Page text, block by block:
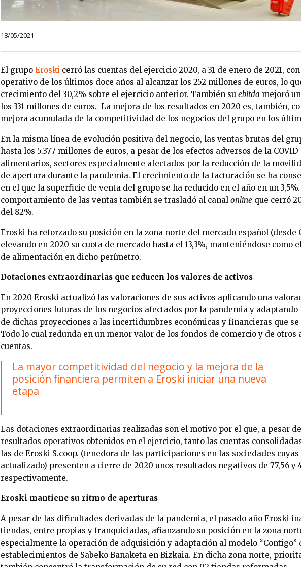
18/05/2021
El grupo Eroski cerró las cuentas del ejercicio 2020, a 31 de enero de 2021,
operativo de los últimos doce años al alcanzar los 252 millones de euros, lo
crecimiento del 30,2% sobre el ejercicio anterior. También su ebitda mejoró
los 331 millones de euros. La mejora de los resultados en 2020 es, también,
mejora acumulada de la competitividad de los negocios del grupo en los
En la misma línea de evolución positiva del negocio, las ventas brutas del
hasta los 5.377 millones de euros, a pesar de los efectos adversos de la
alimentarios, sectores especialmente afectados por la reducción de la
de apertura durante la pandemia. El crecimiento de la facturación se ha
en el que la superficie de venta del grupo se ha reducido en el año en un 3,5%.
comportamiento de las ventas también se trasladó al canal online que cerró
del 82%.
Eroski ha reforzado su posición en la zona norte del mercado español (desde
elevando en 2020 su cuota de mercado hasta el 13,3%, manteniéndose como
de alimentación en dicho perímetro.
Dotaciones extraordinarias que reducen los valores de activos
En 2020 Eroski actualizó las valoraciones de sus activos aplicando una
proyecciones futuras de los negocios afectados por la pandemia y adaptando
de dichas proyecciones a las incertidumbres económicas y financieras que
Todo lo cual redunda en un menor valor de los fondos de comercio y de otros
cuentas.
La mayor competitividad del negocio y la mejora de la
posición financiera permiten a Eroski iniciar una nueva
etapa
Las dotaciones extraordinarias realizadas son el motivo por el que, a pesar
resultados operativos obtenidos en el ejercicio, tanto las cuentas
las de Eroski S.coop. (tenedora de las participaciones en las sociedades
actualizado) presenten a cierre de 2020 unos resultados negativos de 77,56 y
respectivamente.
Eroski mantiene su ritmo de aperturas
A pesar de las dificultades derivadas de la pandemia, el pasado año Eroski
tiendas, entre propias y franquiciadas, afianzando su posición en la zona
especialmente la operación de adquisición y adaptación al modelo “Contigo”
establecimientos de Sabeko Banaketa en Bizkaia. En dicha zona norte,